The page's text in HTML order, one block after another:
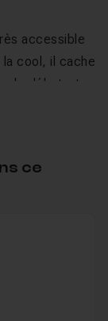
accessible
la cool, il cache
le débutant
Les
lui de la
soit. Je
ce